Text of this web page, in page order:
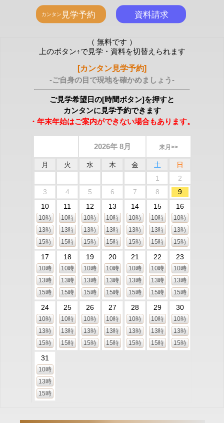
（ 無料です ）
上のボタン↑で見学・資料を切替えられます
[カンタン見学予約]
-ご自身の目で現地を確かめましょう-
ご見学希望日の[時間ボタン]を押すと
カンタンに見学予約できます
・年末年始はご案内ができない場合もあります。
2026年 8月 来月>>
月 火 水 木 金 土
日
1
2
3
4 5 6 7 8
9
10
10時
13時
15時
11
10時
13時
15時
12
10時
13時
15時
13
10時
13時
15時
14
10時
13時
15時
15
10時
13時
15時
16
10時
13時
15時
17
10時
13時
15時
18
10時
13時
15時
19
10時
13時
15時
20
10時
13時
15時
21
10時
13時
15時
22
10時
13時
15時
23
10時
13時
15時
24
10時
13時
15時
25
10時
13時
15時
26
10時
13時
15時
27
10時
13時
15時
28
10時
13時
15時
29
10時
13時
15時
30
10時
13時
15時
31
10時
13時
15時